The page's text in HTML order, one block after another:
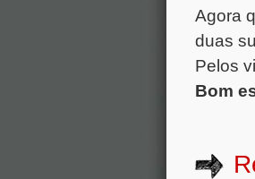
Agora
duas
Pelos
Bom